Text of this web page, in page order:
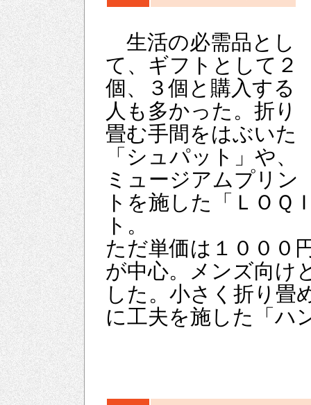
生活の必需品とし
て、ギフトとして２
個、３個と購入する
人も多かった。折り
畳む手間をはぶいた
「シュパット」や、
ミュージアムプリン
トを施した「ＬＯＱ
ト。
ただ単価は１０００
が中心。メンズ向け
した。小さく折り畳
に工夫を施した「ハ